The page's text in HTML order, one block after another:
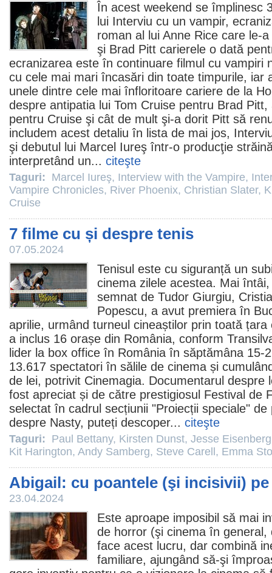
În acest weekend se împlinesc
lui Interviu cu un vampir,
roman al lui Anne Rice care le-
şi Brad Pitt carierele o dată
ecranizarea este în continuare filmul cu vampiri
cu cele mai mari încasări din toate timpurile, iar
unele dintre cele mai înfloritoare cariere de la
despre antipatia lui Tom Cruise pentru Brad
pentru Cruise şi cât de mult şi-a dorit Pitt să
includem acest detaliu în lista de mai jos,
şi debutul lui Marcel Iureş într-o producţie
interpretând un... citeşte
Taguri: Marcel Iureş, Interview with the Vampire,
Vampire Chronicles, River Phoenix, Christian Slater,
Cruise
7 filme cu și despre tenis
07.05.2024
Tenisul este cu siguranță un
cinema zilele acestea. Mai
semnat de Tudor Giurgiu,
Popescu, a avut premiera în
aprilie, urmând turneul cineaștilor prin toată
a inclus 16 orașe din România, conform
lider la box office în România în săptămâna 15-
13.617 spectatori în sălile de cinema și
de lei, potrivit Cinemagia. Documentarul despre
fost apreciat și de către prestigiosul Festival de
selectat în cadrul secțiunii "Proiecții speciale"
despre Nasty, puteți descoper... citeşte
Taguri: Paul Bettany, Kirsten Dunst, Jesse Eisenberg
Kit Harington, Andy Samberg, Steve Carell , Emma
Abigail: cu poantele (şi incisivii)
23.04.2024
Este aproape imposibil să mai
de horror (şi cinema în general,
face acest lucru, dar combină
familiare, ajungând să-şi